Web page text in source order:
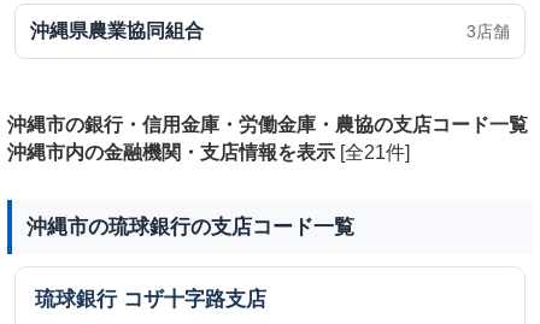
沖縄県農業協同組合 3店舗
沖縄市の銀行・信用金庫・労働金庫・農協の支店コード一覧
沖縄市内の金融機関・支店情報を表示 [全21件]
沖縄市の琉球銀行の支店コード一覧
琉球銀行 コザ十字路支店